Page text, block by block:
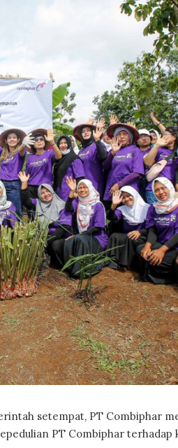
setempat, PT Combiphar
PT Combiphar terhadap